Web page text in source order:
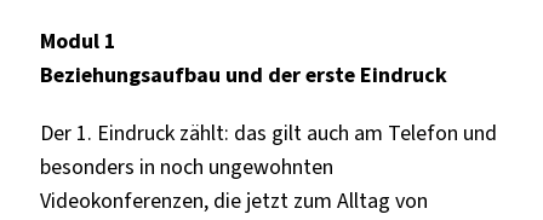
Modul 1
Beziehungsaufbau und der erste Eindruck
Der 1. Eindruck zählt: das gilt auch am Telefon und
besonders in noch ungewohnten
Videokonferenzen, die jetzt zum Alltag von